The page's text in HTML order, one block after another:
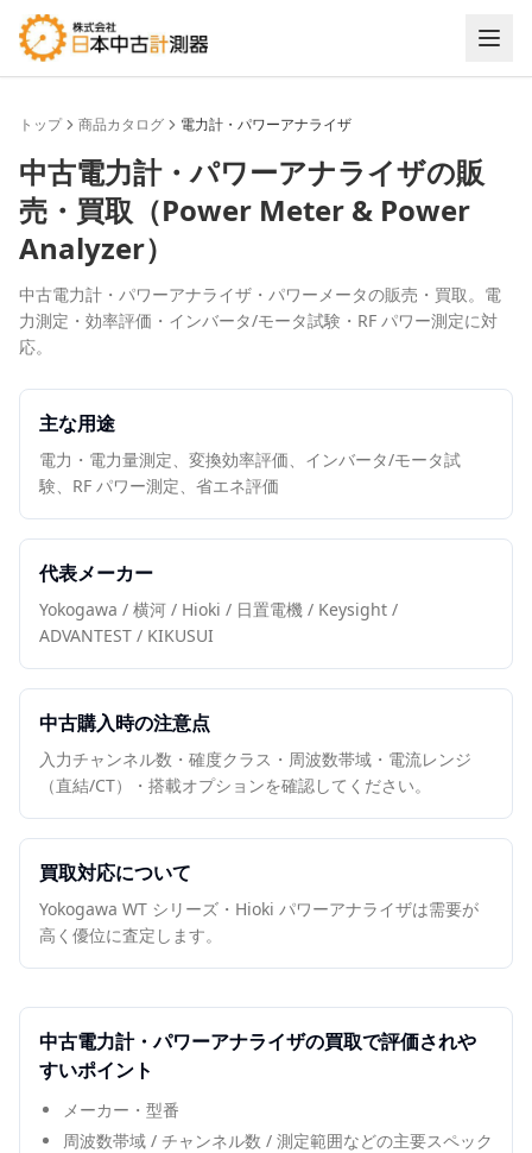
トップ 商品カタログ 電力計・パワーアナライザ
中古電力計・パワーアナライザの販
売・買取（Power Meter & Power
Analyzer）
中古電力計・パワーアナライザ・パワーメータの販売・買取。電
力測定・効率評価・インバータ/モータ試験・RF パワー測定に対
応。
主な用途
電力・電力量測定、変換効率評価、インバータ/モータ試
験、RF パワー測定、省エネ評価
代表メーカー
Yokogawa / 横河 / Hioki / 日置電機 / Keysight /
ADVANTEST / KIKUSUI
中古購入時の注意点
入力チャンネル数・確度クラス・周波数帯域・電流レンジ
（直結/CT）・搭載オプションを確認してください。
買取対応について
Yokogawa WT シリーズ・Hioki パワーアナライザは需要が
高く優位に査定します。
中古電力計・パワーアナライザの買取で評価されや
すいポイント
メーカー・型番
周波数帯域 / チャンネル数 / 測定範囲などの主要スペック